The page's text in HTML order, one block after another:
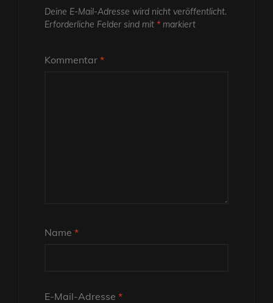
Deine E-Mail-Adresse wird nicht veröffentlicht.
Erforderliche Felder sind mit * markiert
Kommentar *
Name *
E-Mail-Adresse *